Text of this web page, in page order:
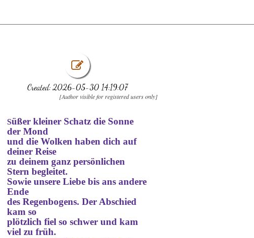
Created: 2026-05-30 14:19:07
[Author visible for registered users only]
Süßer kleiner Schatz die Sonne
der Mond
und die Wolken haben dich auf
deiner Reise
zu deinem ganz persönlichen
Stern begleitet.
Sowie unsere Liebe bis ans andere
Ende
des Regenbogens. Der Abschied
kam so
plötzlich fiel so schwer und kam
viel zu früh.